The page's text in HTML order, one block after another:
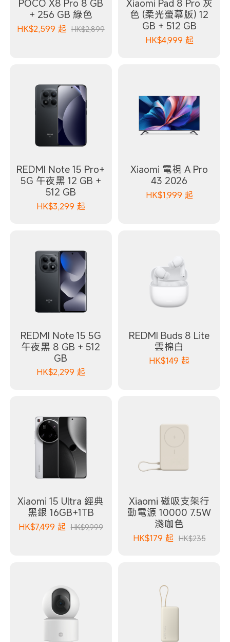
POCO X8 Pro 8 GB
+ 256 GB 綠色
HK$2,599 起 HK$2,899
Xiaomi Pad 8 Pro 灰
色 (柔光螢幕版) 12
GB + 512 GB
HK$4,999 起
REDMI Note 15 Pro+
5G 午夜黑 12 GB +
512 GB
HK$3,299 起
Xiaomi 電視 A Pro
43 2026
HK$1,999 起
REDMI Note 15 5G
午夜黑 8 GB + 512
GB
HK$2,299 起
REDMI Buds 8 Lite
雲棉白
HK$149 起
Xiaomi 15 Ultra 經典
黑銀 16GB+1TB
HK$7,499 起 HK$9,999
Xiaomi 磁吸支架行
動電源 10000 7.5W
淺咖色
HK$179 起 HK$235